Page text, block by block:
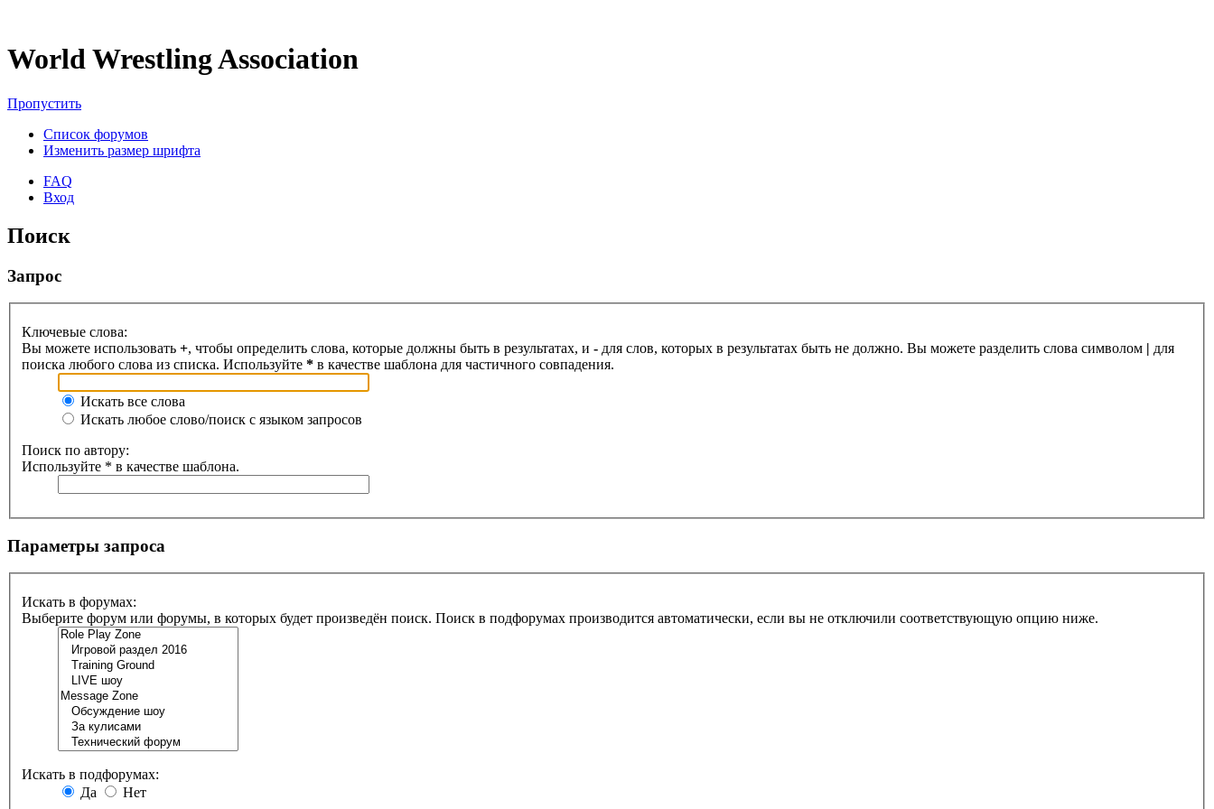
World Wrestling Association
Пропустить
Список форумов
Изменить размер шрифта
FAQ
Вход
Поиск
Запрос
Ключевые слова:
Вы можете использовать +, чтобы определить слова, которые должны быть в результатах, и - для слов, которых в результатах быть не должно. Вы можете разделить слова символом | для
поиска любого слова из списка. Используйте * в качестве шаблона для частичного совпадения.
Искать все слова
Искать любое слово/поиск с языком запросов
Поиск по автору:
Используйте * в качестве шаблона.
Параметры запроса
Искать в форумах:
Выберите форум или форумы, в которых будет произведён поиск. Поиск в подфорумах производится автоматически, если вы не отключили соответствующую опцию ниже.
Искать в подфорумах:
Да
Нет